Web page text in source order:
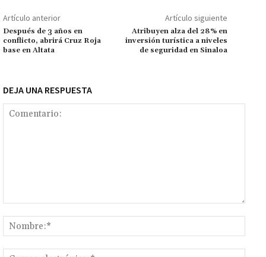
o
k
p
p
ge
r
m Li
n
k
p
ar
tir
Artículo anterior
Después de 3 años en
conflicto, abrirá Cruz Roja
base en Altata
Artículo siguiente
Atribuyen alza del 28% en
inversión turística a niveles
de seguridad en Sinaloa
DEJA UNA RESPUESTA